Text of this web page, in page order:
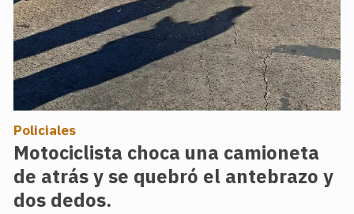
Motociclista choca una camioneta
de atrás y se quebró el antebrazo y
dos dedos.
Policiales